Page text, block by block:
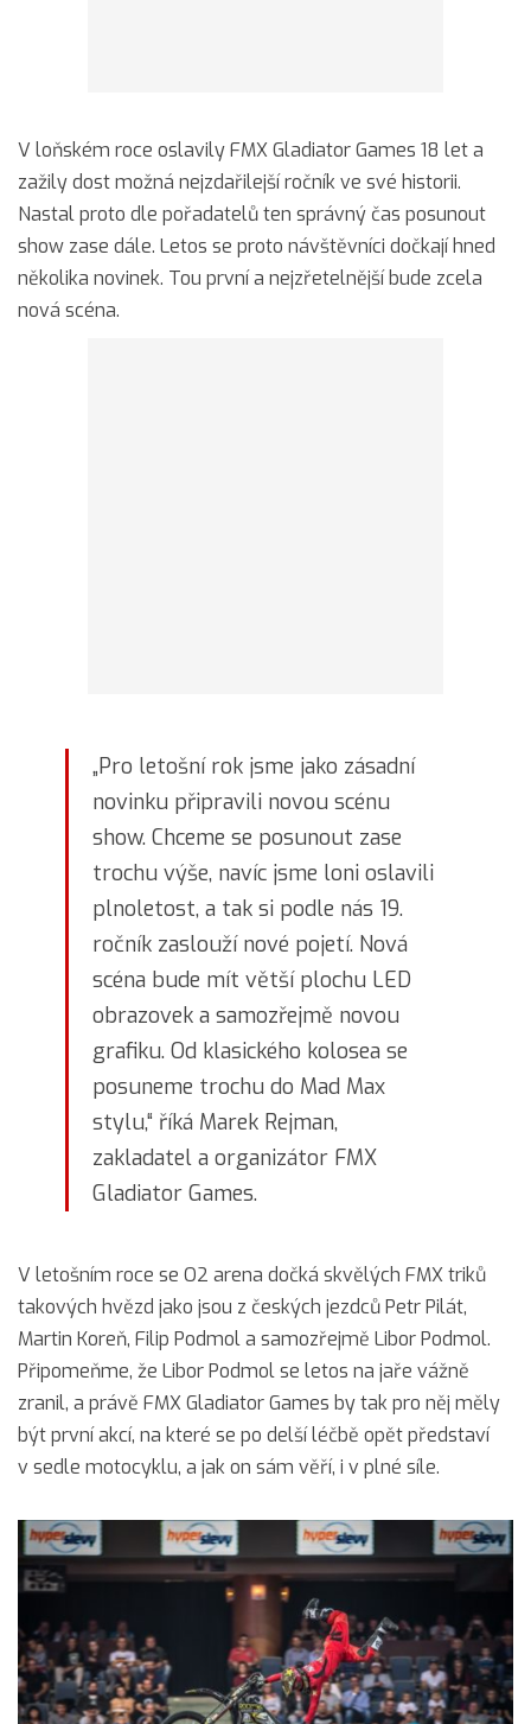
V loňském roce oslavily FMX Gladiator Games 18 let a
zažily dost možná nejzdařilejší ročník ve své historii.
Nastal proto dle pořadatelů ten správný čas posunout
show zase dále. Letos se proto návštěvníci dočkají hned
několika novinek. Tou první a nejzřetelnější bude zcela
nová scéna.
„Pro letošní rok jsme jako zásadní
novinku připravili novou scénu
show. Chceme se posunout zase
trochu výše, navíc jsme loni oslavili
plnoletost, a tak si podle nás 19.
ročník zaslouží nové pojetí. Nová
scéna bude mít větší plochu LED
obrazovek a samozřejmě novou
grafiku. Od klasického kolosea se
posuneme trochu do Mad Max
stylu,“ říká Marek Rejman,
zakladatel a organizátor FMX
Gladiator Games.
V letošním roce se O2 arena dočká skvělých FMX triků
takových hvězd jako jsou z českých jezdců Petr Pilát,
Martin Koreň, Filip Podmol a samozřejmě Libor Podmol.
Připomeňme, že Libor Podmol se letos na jaře vážně
zranil, a právě FMX Gladiator Games by tak pro něj měly
být první akcí, na které se po delší léčbě opět představí
v sedle motocyklu, a jak on sám věří, i v plné síle.